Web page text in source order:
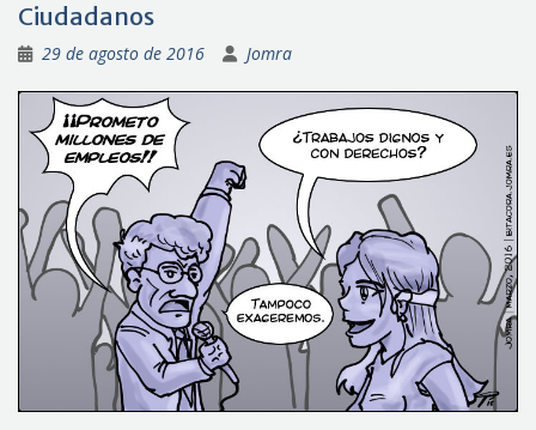
Ciudadanos
29 de agosto de 2016 Jomra